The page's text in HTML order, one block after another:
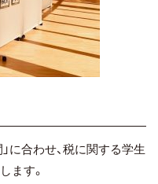
に合わせ、税に関する学生
ます。